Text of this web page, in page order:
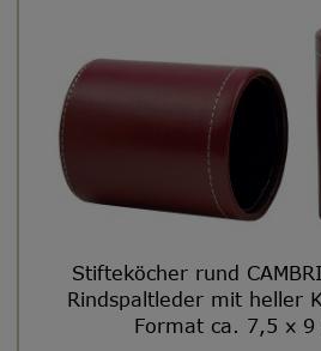
Stifteköcher rund
Rindspaltleder mit heller
Format ca. 7,5 x 9